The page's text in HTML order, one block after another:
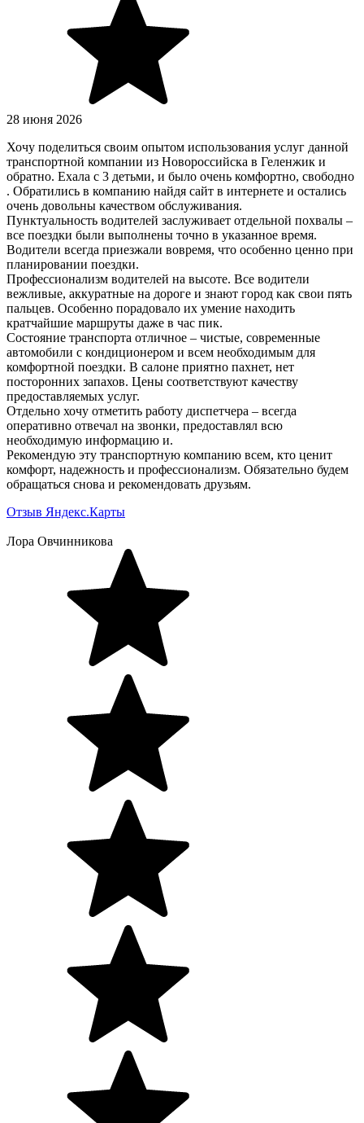
28 июня 2026
Хочу поделиться своим опытом использования услуг данной
транспортной компании из Новороссийска в Геленжик и
обратно. Ехала с 3 детьми, и было очень комфортно, свободно
. Обратились в компанию найдя сайт в интернете и остались
очень довольны качеством обслуживания.
Пунктуальность водителей заслуживает отдельной похвалы –
все поездки были выполнены точно в указанное время.
Водители всегда приезжали вовремя, что особенно ценно при
планировании поездки.
Профессионализм водителей на высоте. Все водители
вежливые, аккуратные на дороге и знают город как свои пять
пальцев. Особенно порадовало их умение находить
кратчайшие маршруты даже в час пик.
Состояние транспорта отличное – чистые, современные
автомобили с кондиционером и всем необходимым для
комфортной поездки. В салоне приятно пахнет, нет
посторонних запахов. Цены соответствуют качеству
предоставляемых услуг.
Отдельно хочу отметить работу диспетчера – всегда
оперативно отвечал на звонки, предоставлял всю
необходимую информацию и.
Рекомендую эту транспортную компанию всем, кто ценит
комфорт, надежность и профессионализм. Обязательно будем
обращаться снова и рекомендовать друзьям.
Отзыв Яндекс.Карты
Лора Овчинникова